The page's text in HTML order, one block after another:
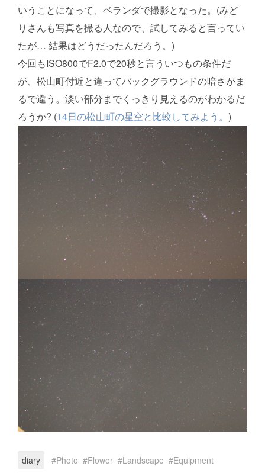
いうことになって、ベランダで撮影となった。(みど
りさんも写真を撮る人なので、試してみると言ってい
たが… 結果はどうだったんだろう。)
今回もISO800でF2.0で20秒と言ういつもの条件だ
が、松山町付近と違ってバックグラウンドの暗さがま
るで違う。淡い部分までくっきり見えるのがわかるだ
ろうか? (14日の松山町の星空と比較してみよう。 )
diary Photo Flower Landscape Equipment